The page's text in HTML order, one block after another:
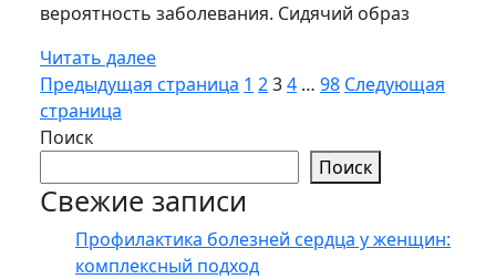
вероятность заболевания. Сидячий образ
Читать далее
Пагинация
записей
Предыдущая страница Страница
1 Страница
2Страница
3Страница
4 … Страница
98 Следующая
страница
Поиск
Поиск
Свежие записи
Профилактика болезней сердца у женщин:
комплексный подход